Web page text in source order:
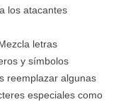
los atacantes
letras
y símbolos
reemplazar algunas
especiales como